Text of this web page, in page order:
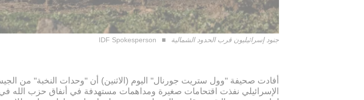
جنود إسرائيليون قرب الحدود الشمالية IDF Spokesperson
أفادت صحيفة "وول ستريت جورنال" اليوم (الاثنين) أن "وحدات النخبة" من
الإسرائيلي نفذت اقتحامات صغيرة ومداهمات مستهدفة في أنفاق حزب الله